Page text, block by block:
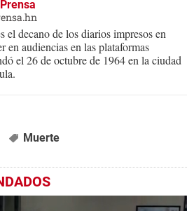
decano de los diarios impresos en
en audiencias en las plataformas
el 26 de octubre de 1964 en la ciudad
Muerte